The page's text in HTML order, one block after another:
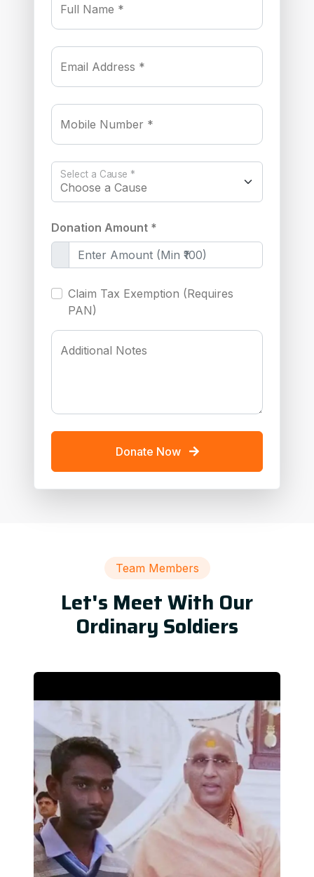
Full Name *
Email Address *
Mobile Number *
Select a Cause *
Donation Amount *
Claim Tax Exemption (Requires
PAN)
Additional Notes
Donate Now
Team Members
Let's Meet With Our
Ordinary Soldiers